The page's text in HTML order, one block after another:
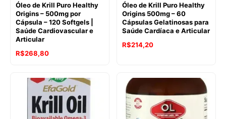
Óleo de Krill Puro Healthy
Origins – 500mg por
Cápsula – 120 Softgels |
Saúde Cardiovascular e
Articular
O
original
R$503,90.
R$268,80O
atual
é:
R$268,80.
Óleo de Krill Puro Healthy
Origins 500mg – 60
Cápsulas Gelatinosas para
Saúde Cardíaca e Articular
O
era:
R$311,75.
R$214,20O
R$214,20.